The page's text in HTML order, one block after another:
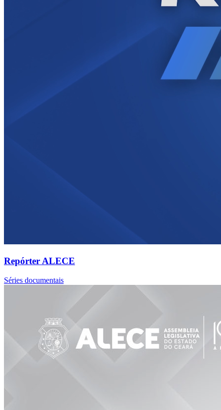
Repórter ALECE
Séries documentais